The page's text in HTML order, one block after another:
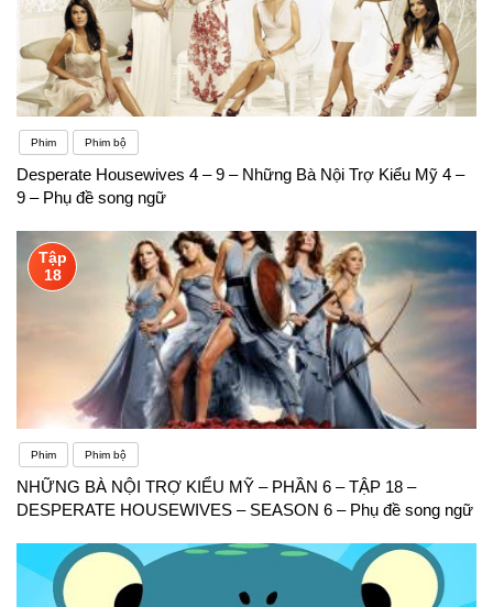
Phim Phim bộ
Desperate Housewives 4 – 9 – Những Bà Nội Trợ Kiểu Mỹ 4 –
9 – Phụ đề song ngữ
Tập
18
Phim Phim bộ
NHỮNG BÀ NỘI TRỢ KIỂU MỸ – PHẦN 6 – TẬP 18 –
DESPERATE HOUSEWIVES – SEASON 6 – Phụ đề song ngữ